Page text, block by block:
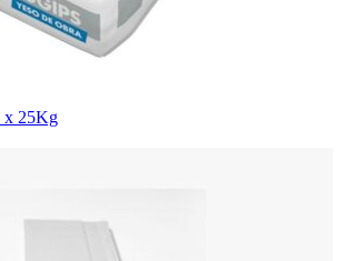
x 25Kg